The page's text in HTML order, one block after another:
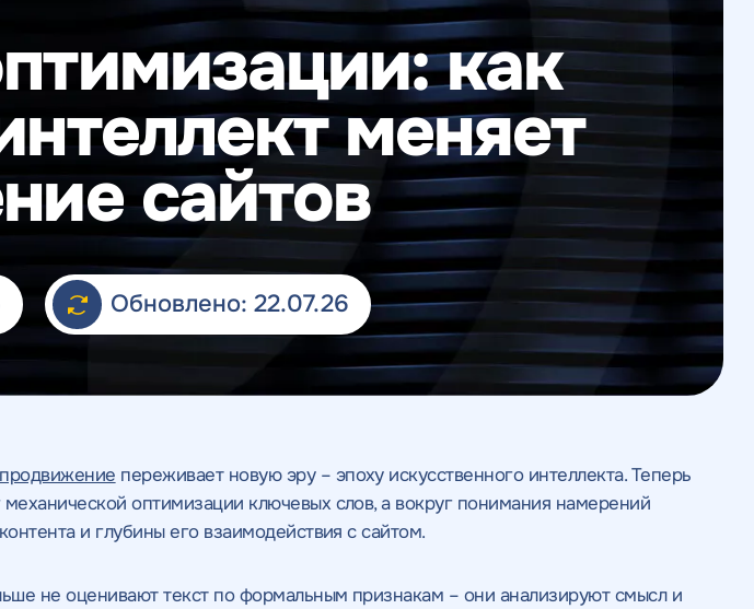
как
меняет
сайтов
Обновлено: 22.07.26
переживает новую эру – эпоху искусственного интеллекта. Теперь
механической оптимизации ключевых слов, а вокруг понимания намерений
и глубины его взаимодействия с сайтом.
не оценивают текст по формальным признакам – они анализируют смысл и